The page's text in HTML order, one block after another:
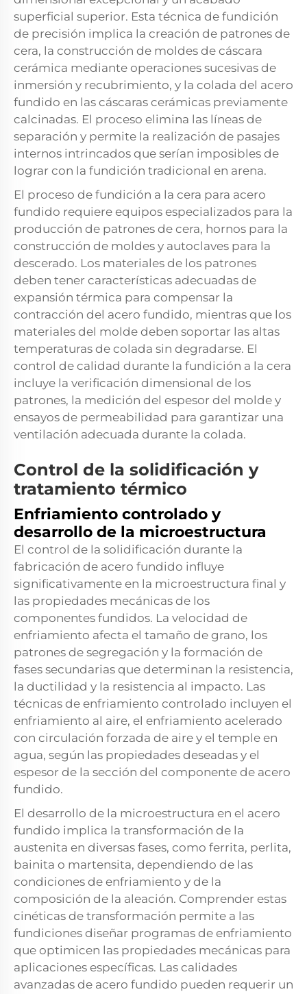
superficial superior. Esta técnica de fundición
de precisión implica la creación de patrones de
cera, la construcción de moldes de cáscara
cerámica mediante operaciones sucesivas de
inmersión y recubrimiento, y la colada del acero
fundido en las cáscaras cerámicas previamente
calcinadas. El proceso elimina las líneas de
separación y permite la realización de pasajes
internos intrincados que serían imposibles de
lograr con la fundición tradicional en arena.
El proceso de fundición a la cera para acero
fundido requiere equipos especializados para la
producción de patrones de cera, hornos para la
construcción de moldes y autoclaves para la
descerado. Los materiales de los patrones
deben tener características adecuadas de
expansión térmica para compensar la
contracción del acero fundido, mientras que los
materiales del molde deben soportar las altas
temperaturas de colada sin degradarse. El
control de calidad durante la fundición a la cera
incluye la verificación dimensional de los
patrones, la medición del espesor del molde y
ensayos de permeabilidad para garantizar una
ventilación adecuada durante la colada.
Control de la solidificación y
tratamiento térmico
Enfriamiento controlado y
desarrollo de la microestructura
El control de la solidificación durante la
fabricación de acero fundido influye
significativamente en la microestructura final y
las propiedades mecánicas de los
componentes fundidos. La velocidad de
enfriamiento afecta el tamaño de grano, los
patrones de segregación y la formación de
fases secundarias que determinan la resistencia,
la ductilidad y la resistencia al impacto. Las
técnicas de enfriamiento controlado incluyen el
enfriamiento al aire, el enfriamiento acelerado
con circulación forzada de aire y el temple en
agua, según las propiedades deseadas y el
espesor de la sección del componente de acero
fundido.
El desarrollo de la microestructura en el acero
fundido implica la transformación de la
austenita en diversas fases, como ferrita, perlita,
bainita o martensita, dependiendo de las
condiciones de enfriamiento y de la
composición de la aleación. Comprender estas
cinéticas de transformación permite a las
fundiciones diseñar programas de enfriamiento
que optimicen las propiedades mecánicas para
aplicaciones específicas. Las calidades
avanzadas de acero fundido pueden requerir un